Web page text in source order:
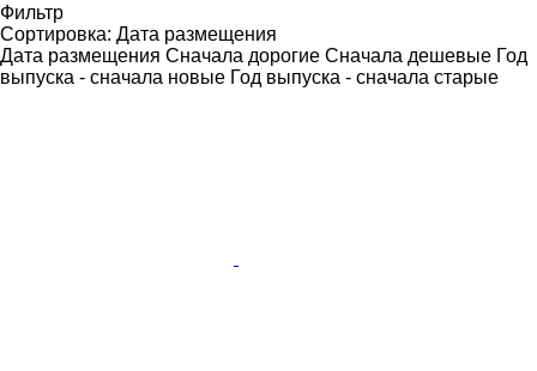
Фильтр
Сортировка: Дата размещения
Дата размещения Сначала дорогие Сначала дешевые Год
выпуска - сначала новые Год выпуска - сначала старые